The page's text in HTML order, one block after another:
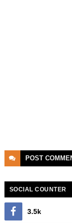
POST
SOCIAL COUNTER
3.5k